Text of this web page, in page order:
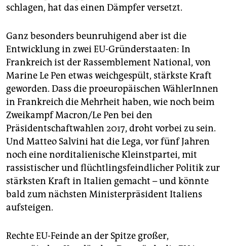
schlagen, hat das einen Dämpfer versetzt.
Ganz besonders beunruhigend aber ist die
Entwicklung in zwei EU-Gründerstaaten: In
Frankreich ist der Rassemblement National, von
Marine Le Pen etwas weichgespült, stärkste Kraft
geworden. Dass die proeuropäischen WählerInnen
in Frankreich die Mehrheit haben, wie noch beim
Zweikampf Macron/Le Pen bei den
Präsidentschaftwahlen 2017, droht vorbei zu sein.
Und Matteo Salvini hat die Lega, vor fünf Jahren
noch eine norditalienische Kleinstpartei, mit
rassistischer und flüchtlingsfeindlicher Politik zur
stärksten Kraft in Italien gemacht – und könnte
bald zum nächsten Ministerpräsident Italiens
aufsteigen.
Rechte EU-Feinde an der Spitze großer,